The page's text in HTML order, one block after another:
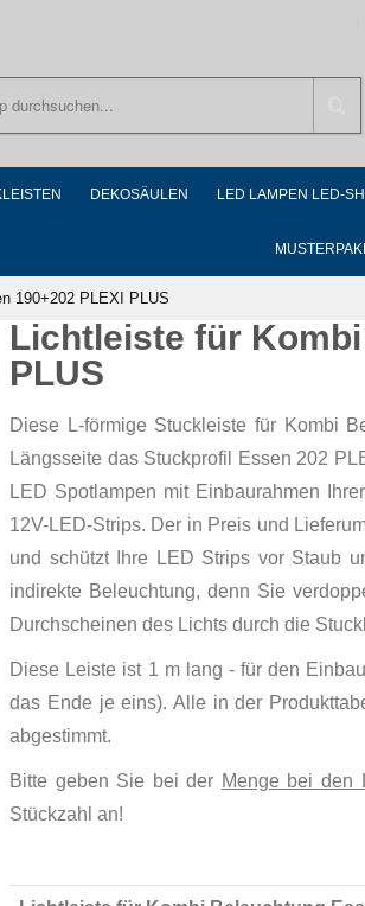
DEKOSÄULEN LED LAMPEN LED-
190+202 PLEXI PLUS
Lichtleiste für
PLUS
Diese L-förmige Stuckleiste für Kombi
Längsseite das Stuckprofil Essen 202
LED Spotlampen mit Einbaurahmen
12V-LED-Strips. Der in Preis und
und schützt Ihre LED Strips vor Staub
indirekte Beleuchtung, denn Sie
Durchscheinen des Lichts durch die
Diese Leiste ist 1 m lang - für den
das Ende je eins). Alle in der
abgestimmt.
Bitte geben Sie bei der Menge bei den
Stückzahl an!
Grouped